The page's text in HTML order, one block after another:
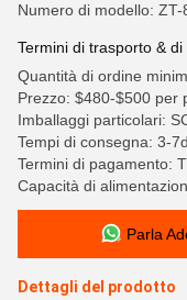
Numero di modello: ZT-
Termini di trasporto &
Quantità di ordine
Prezzo: $480-$500 per
Imballaggi particolari:
Tempi di consegna: 3-
Termini di pagamento:
Capacità di
Parla
Dettagli del prodotto